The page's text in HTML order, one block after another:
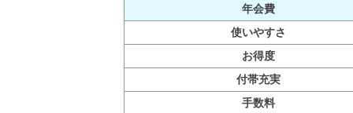
年会費
使いやすさ
お得度
付帯充実
手数料